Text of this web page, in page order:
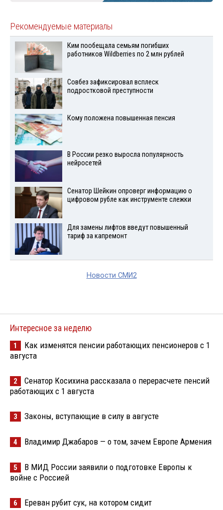
Рекомендуемые материалы
Ким пообещала семьям погибших
работников Wildberries по 2 млн рублей
Совбез зафиксировал всплеск
подростковой преступности
Кому положена повышенная пенсия
В России резко выросла популярность
нейросетей
Сенатор Шейкин опроверг информацию о
цифровом рубле как инструменте слежки
Для замены лифтов введут повышенный
тариф за капремонт
Новости СМИ2
Интересное за неделю
1
Как изменятся пенсии работающих пенсионеров с 1
августа
2
Сенатор Косихина рассказала о перерасчете пенсий
работающих с 1 августа
3 Законы, вступающие в силу в августе
4 Владимир Джабаров — о том, зачем Европе Армения
5
В МИД России заявили о подготовке Европы к
войне с Россией
6 Ереван рубит сук, на котором сидит